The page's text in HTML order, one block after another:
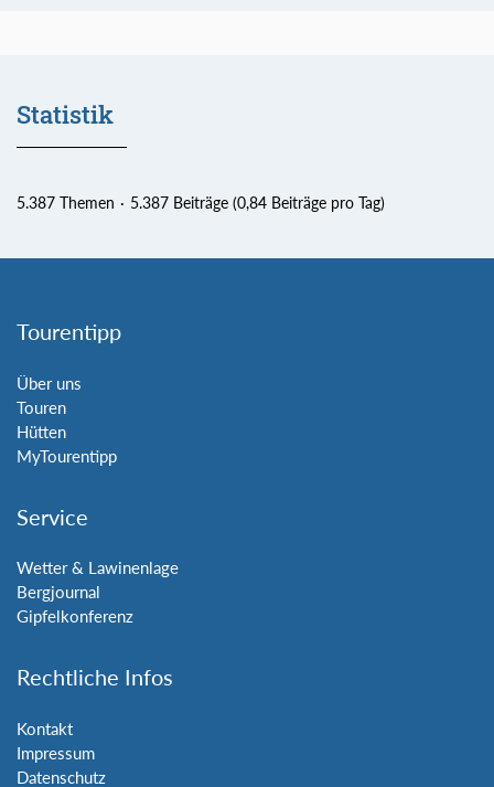
Statistik
5.387 Themen 5.387 Beiträge (0,84 Beiträge pro Tag)
Tourentipp
Über uns
Touren
Hütten
MyTourentipp
Service
Wetter & Lawinenlage
Bergjournal
Gipfelkonferenz
Rechtliche Infos
Kontakt
Impressum
Datenschutz